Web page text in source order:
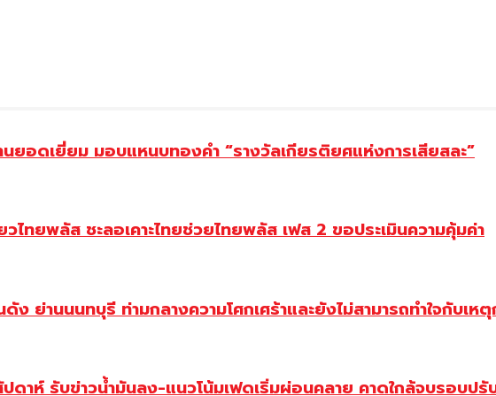
อดเยี่ยม มอบแหนบทองคำ “รางวัลเกียรติยศแห่งการเสียสละ”
ทยพลัส ชะลอเคาะไทยช่วยไทยพลัส เฟส 2 ขอประเมินความคุ้มค่า
ง ย่านนนทบุรี ท่ามกลางความโศกเศร้าและยังไม่สามารถทำใจกับเห
าห์ รับข่าวน้ำมันลง-แนวโน้มเฟดเริ่มผ่อนคลาย คาดใกล้จบรอบปรั